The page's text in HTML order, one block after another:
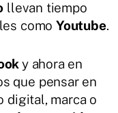
llevan tiempo
como Youtube.
y ahora en
que pensar en
digital, marca o